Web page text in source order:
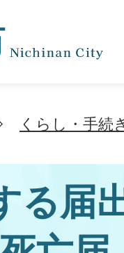
くらし・手続
る届